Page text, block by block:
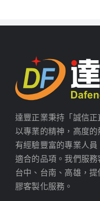
達豐正業秉持「誠信正
以專業的精神，高度
有經驗豐富的專業人
適合的品項。我們服務
台中、台南、高雄，
膠客製化服務。